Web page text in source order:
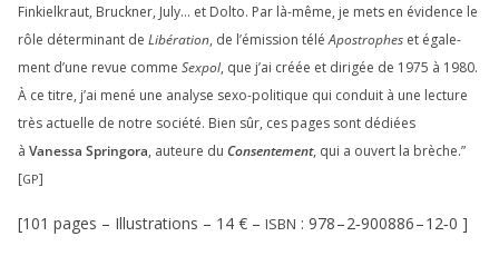
Finkielkraut, Bruckner, July… et Dolto. Par là-même, je mets en évi­dence le
rôle déter­mi­nant de Libération, de l’émission téléApostrophes et éga­le­
ment d’une revue comme Sexpol, que j’ai créée et diri­gée de 1975 à 1980.
À ce titre, j’ai mené une ana­lyse sexo-poli­tique qui conduit à une lec­ture
très actuelle de notre socié­té. Bien sûr, ces pages sont dédiées
à Vanessa Springora, auteure du Consentement, qui a ouvert la brèche.”
[GP]
[101 pages – Illustrations – 14 € – ISBN : 978–2‑900886–12‑0 ]